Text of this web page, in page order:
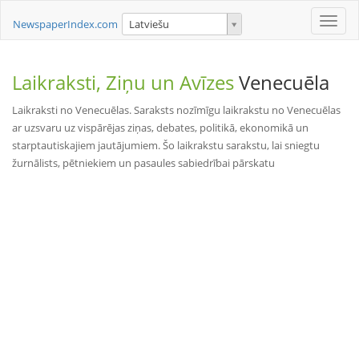
Toggle
NewspaperIndex.com Latviešu
Laikraksti, Ziņu un AvīzesVenecuēla
Laikraksti no Venecuēlas. Saraksts nozīmīgu laikrakstu no Venecuēlas
ar uzsvaru uz vispārējas ziņas, debates, politikā, ekonomikā un
starptautiskajiem jautājumiem. Šo laikrakstu sarakstu, lai sniegtu
žurnālists, pētniekiem un pasaules sabiedrībai pārskatu